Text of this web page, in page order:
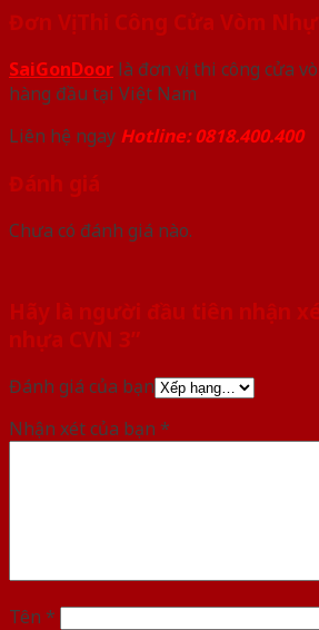
Đơn Vị Thi Công Cửa Vòm
SaiGonDoor là đơn vị thi công cửa
hàng đầu tại Việt Nam
Liên hệ ngay Hotline: 0818.400.400
Đánh giá
Chưa có đánh giá nào.
Hãy là người đầu tiên nhận
nhựa CVN 3”
Đánh giá của bạn
Nhận xét của bạn *
Tên *